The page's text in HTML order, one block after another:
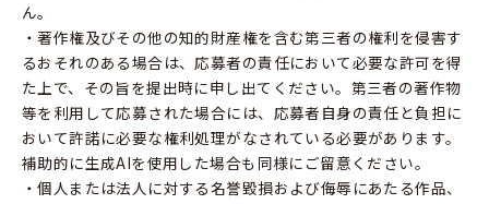
ん。
・著作権及びその他の知的財産権を含む第三者の権利を侵害す
るおそれのある場合は、応募者の責任において必要な許可を得
た上で、その旨を提出時に申し出てください。第三者の著作物
等を利用して応募された場合には、応募者自身の責任と負担に
おいて許諾に必要な権利処理がなされている必要があります。
補助的に生成AIを使用した場合も同様にご留意ください。
・個人または法人に対する名誉毀損および侮辱にあたる作品、